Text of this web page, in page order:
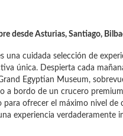
desde Asturias, Santiago,
una cuidada selección de
única. Despierta cada
Egyptian Museum,
a bordo de un crucero
para ofrecer el máximo nivel
experiencia verdaderamente